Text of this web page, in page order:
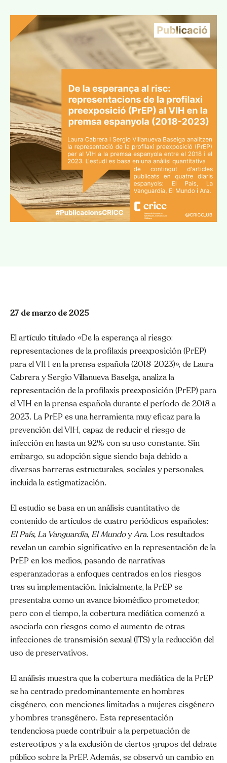
27 de marzo de 2025
El artículo titulado «De la esperança al riesgo:
representaciones de la profilaxis preexposición (PrEP)
para el VIH en la prensa española (2018-2023)», de Laura
Cabrera y Sergio Villanueva Baselga, analiza la
representación de la profilaxis preexposición (PrEP) para
el VIH en la prensa española durante el período de 2018 a
2023. La PrEP es una herramienta muy eficaz para la
prevención del VIH, capaz de reducir el riesgo de
infección en hasta un 92% con su uso constante. Sin
embargo, su adopción sigue siendo baja debido a
diversas barreras estructurales, sociales y personales,
incluida la estigmatización.
El estudio se basa en un análisis cuantitativo de
contenido de artículos de cuatro periódicos españoles:
El País, La Vanguardia, El MundoyAra. Los resultados
revelan un cambio significativo en la representación de la
PrEP en los medios, pasando de narrativas
esperanzadoras a enfoques centrados en los riesgos
tras su implementación. Inicialmente, la PrEP se
presentaba como un avance biomédico prometedor,
pero con el tiempo, la cobertura mediática comenzó a
asociarla con riesgos como el aumento de otras
infecciones de transmisión sexual (ITS) y la reducción del
uso de preservativos.
El análisis muestra que la cobertura mediática de la PrEP
se ha centrado predominantemente en hombres
cisgénero, con menciones limitadas a mujeres cisgénero
y hombres transgénero. Esta representación
tendenciosa puede contribuir a la perpetuación de
estereotipos y a la exclusión de ciertos grupos del debate
público sobre la PrEP. Además, se observó un cambio en